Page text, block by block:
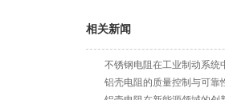
相关新闻
不锈钢电阻在工业制动系统
铝壳电阻的质量控制与可靠